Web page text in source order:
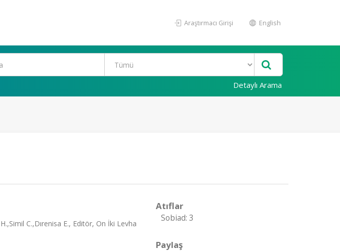
Araştırmacı Girişi English
Detaylı Arama
C.,Dırenisa E., Editör, On İki Levha
Atıflar
Sobiad: 3
Paylaş